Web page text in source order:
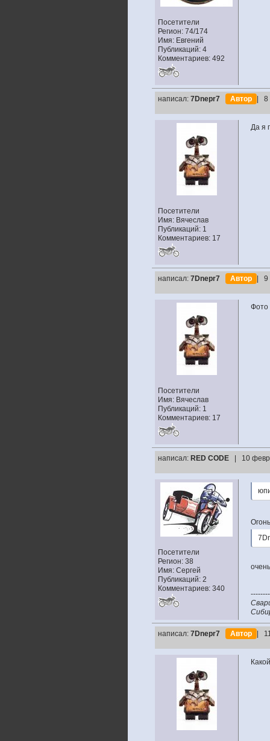
Посетители
Регион: 74/174
Имя: Евгений
Публикаций: 4
Комментариев: 492
написал: 7Dnepr7 Автор |
Посетители
Имя: Вячеслав
Публикаций: 1
Комментариев: 17
Да я
написал: 7Dnepr7 Автор |
Посетители
Имя: Вячеслав
Публикаций: 1
Комментариев: 17
Фото
написал: RED CODE | 10
Посетители
Регион: 38
Имя: Сергей
Публикаций: 2
Комментариев: 340
написал: 7Dnepr7 Автор |